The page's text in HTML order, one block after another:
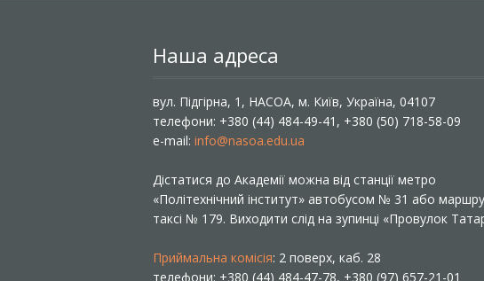
Наша адреса
вул. Підгірна, 1, НАСОА, м. Київ, Україна, 04107
телефони: +380 (44) 484-49-41, +380 (50) 718-58-09
e-mail: info@nasoa.edu.ua
Дістатися до Академії можна від станції метро
«Політехнічний інститут» автобусом № 31 або
таксі № 179. Виходити слід на зупинці «Провулок
Приймальна комісія: 2 поверх, каб. 28
телефони: +380 (44) 484-47-78, +380 (97) 657-21-01